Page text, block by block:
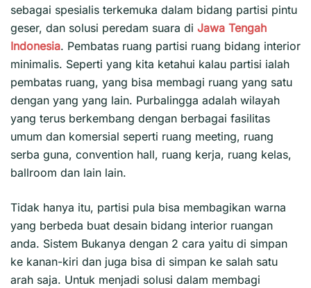
sebagai spesialis terkemuka dalam bidang partisi pintu
geser, dan solusi peredam suara di Jawa Tengah
Indonesia. Pembatas ruang partisi ruang bidang interior
minimalis. Seperti yang kita ketahui kalau partisi ialah
pembatas ruang, yang bisa membagi ruang yang satu
dengan yang yang lain. Purbalingga adalah wilayah
yang terus berkembang dengan berbagai fasilitas
umum dan komersial seperti ruang meeting, ruang
serba guna, convention hall, ruang kerja, ruang kelas,
ballroom dan lain lain.
Tidak hanya itu, partisi pula bisa membagikan warna
yang berbeda buat desain bidang interior ruangan
anda. Sistem Bukanya dengan 2 cara yaitu di simpan
ke kanan-kiri dan juga bisa di simpan ke salah satu
arah saja. Untuk menjadi solusi dalam membagi